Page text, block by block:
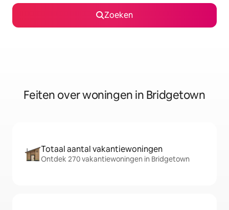
Zoeken
Feiten over woningen in Bridgetown
Totaal aantal vakantiewoningen
Ontdek 270 vakantiewoningen in Bridgetown